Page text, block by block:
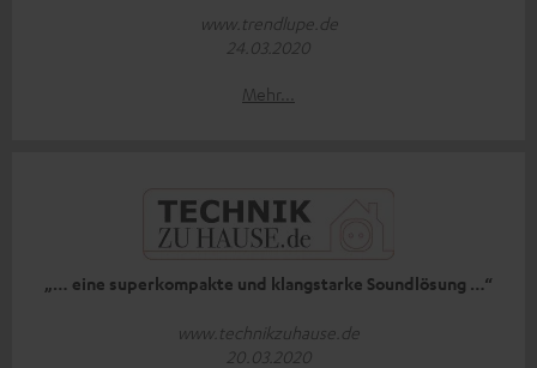
www.trendlupe.de
24.03.2020
Mehr...
„… eine superkompakte und klangstarke Soundlösung …“
www.technikzuhause.de
20.03.2020